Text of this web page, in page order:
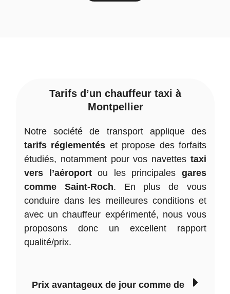
Tarifs d’un chauffeur taxi à
Montpellier
Notre société de transport applique des
tarifs réglementés et propose des forfaits
étudiés, notamment pour vos navettes taxi
vers l’aéroportou les principalesgares
comme Saint-Roch. En plus de vous
conduire dans les meilleures conditions et
avec un chauffeur expérimenté, nous vous
proposons donc un excellent rapport
qualité/prix.
Prix avantageux de jour comme de